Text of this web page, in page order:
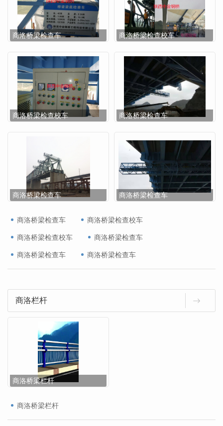
商洛桥梁检查车 商洛桥梁检查校车
商洛桥梁检查校车 商洛桥梁检查车
商洛桥梁检查车 商洛桥梁检查车
商洛桥梁检查车 商洛桥梁检查校车
商洛桥梁检查校车 商洛桥梁检查车
商洛桥梁检查车 商洛桥梁检查车
商洛栏杆
商洛桥梁栏杆
商洛桥梁栏杆